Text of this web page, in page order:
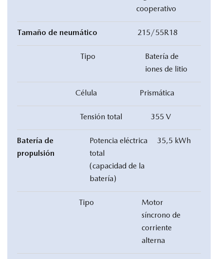
cooperativo
Tamaño de neumático 215/55R18
Tipo
Batería de
iones de litio
Célula Prismática
Tensión total 355 V
Batería de
propulsión
Potencia eléctrica
total
(capacidad de la
batería)
35,5 kWh
Tipo
Motor
síncrono de
corriente
alterna